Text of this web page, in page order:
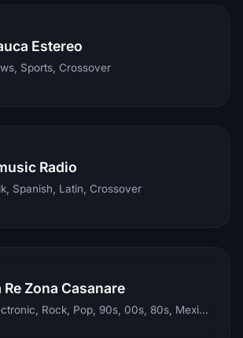
Estereo
Sports, Crossover
Radio
Spanish, Latin, Crossover
Re Zona Casanare
Electronic, Rock, Pop, 90s, 00s, 80s, Mexican, Ranchera, Reggaeton, Instrumental, Salsa, Merengue, Tropical, Romantic, Vallenato, Llanera